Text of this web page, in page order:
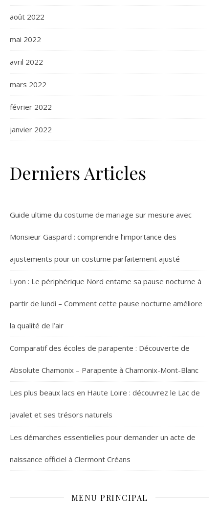
août 2022
mai 2022
avril 2022
mars 2022
février 2022
janvier 2022
Derniers Articles
Guide ultime du costume de mariage sur mesure avec
Monsieur Gaspard : comprendre l’importance des
ajustements pour un costume parfaitement ajusté
Lyon : Le périphérique Nord entame sa pause nocturne à
partir de lundi – Comment cette pause nocturne améliore
la qualité de l’air
Comparatif des écoles de parapente : Découverte de
Absolute Chamonix – Parapente à Chamonix-Mont-Blanc
Les plus beaux lacs en Haute Loire : découvrez le Lac de
Javalet et ses trésors naturels
Les démarches essentielles pour demander un acte de
naissance officiel à Clermont Créans
MENU PRINCIPAL